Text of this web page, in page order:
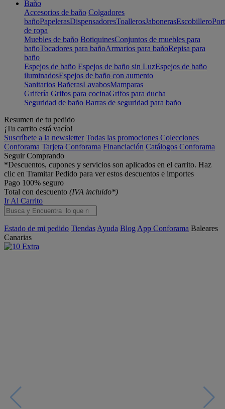
Baño
Accesorios de baño Colgadores
bañoPapelerasDispensadoresToallerosJabonerasEscobillero
de ropa
Muebles de baño BotiquinesConjuntos de muebles para
bañoTocadores para bañoArmarios para bañoRepisa para
baño
Espejos de baño Espejos de baño sin LuzEspejos de baño
iluminadosEspejos de baño con aumento
Sanitarios BañerasLavabosMamparas
Grifería Grifos para cocinaGrifos para ducha
Seguridad de baño Barras de seguridad para baño
Resumen de tu pedido
¡Tu carrito está vacío!
Suscríbete a la newsletter Todas las promociones Colecciones
Conforama Tarjeta Conforama Financiación Catálogos Conforama
Seguir Comprando
*Descuentos, cupones y servicios son aplicados en el carrito. Haz
clic en Tramitar Pedido para ver estos descuentos e importes
Pago 100% seguro
Total con descuento (IVA incluido*)
Ir Al Carrito
Estado de mi pedido Tiendas Ayuda Blog App Conforama Baleares
Canarias